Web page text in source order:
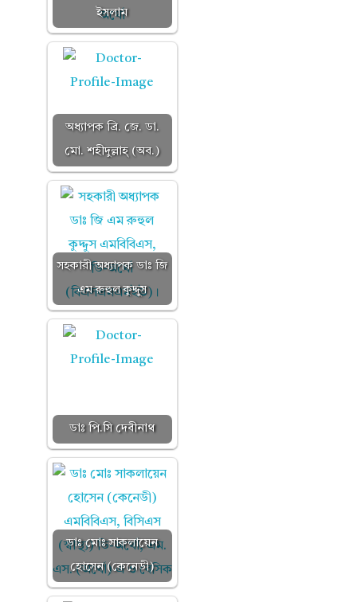
ইসলাম
অধ্যাপক ব্রি. জে. ডা.
মো. শহীদুল্লাহ্ (অব.)
সহকারী অধ্যাপক ডাঃ জি
এম রুহুল কুদ্দুস
ডাঃ পি.সি দেবীনাথ
ডাঃ মোঃ সাকলায়েন
হোসেন (কেনেডী)